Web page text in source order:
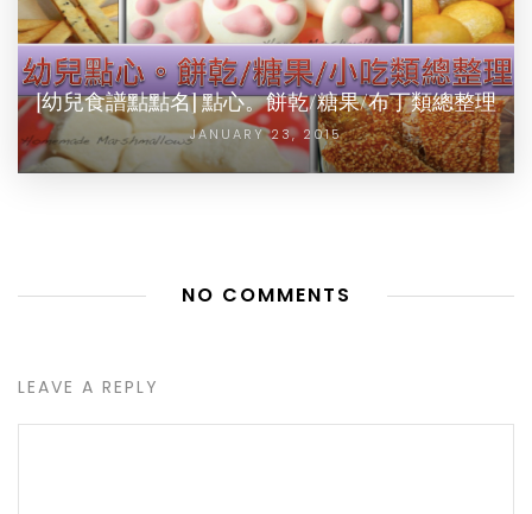
[幼兒食譜點點名] 點心。餅乾/糖果/布丁類總整理
JANUARY 23, 2015
NO COMMENTS
LEAVE A REPLY